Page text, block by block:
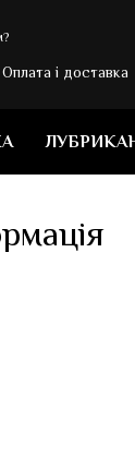
Оплата і доставка